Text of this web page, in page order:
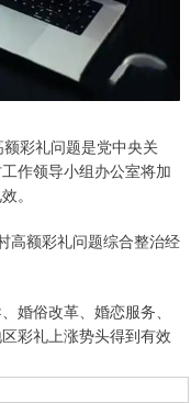
彩礼问题是党中央关
作领导小组办公室将加
。
额彩礼问题综合整治经
俗改革、婚恋服务、
彩礼上涨势头得到有效